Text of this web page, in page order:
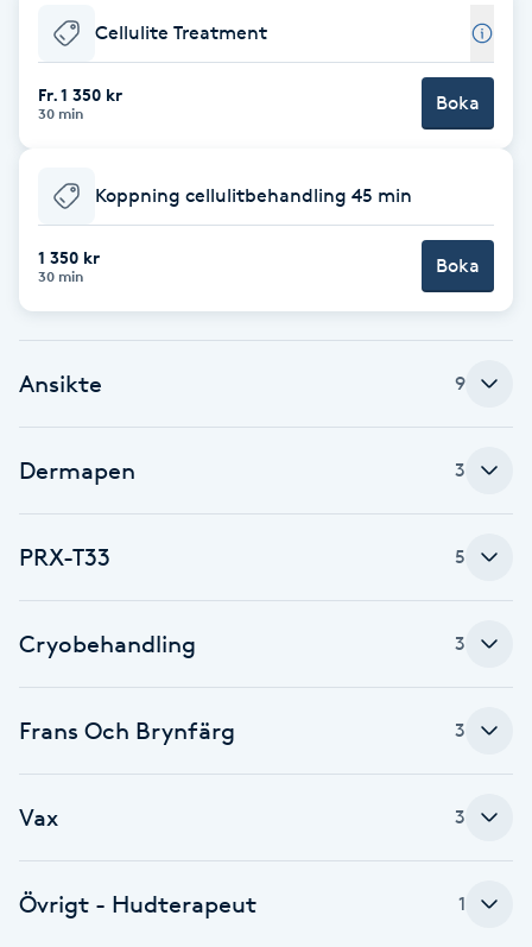
Dermapen
Diamantslipning
E
Enzympeeling
Extensions
Extensions borttagning
Faceliftmassage
Fet hårbotten
Fibromassage
Fotmassage
Cellulite Treatment
Fr. 1 350 kr
30 min Boka
Koppning cellulitbehandling 45 min
1 350 kr
30 min Boka
Ansikte 9
Dermapen 3
PRX-T33 5
Cryobehandling 3
Frans Och Brynfärg 3
Vax 3
Övrigt - Hudterapeut 1